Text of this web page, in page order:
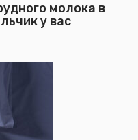
молока в
у вас